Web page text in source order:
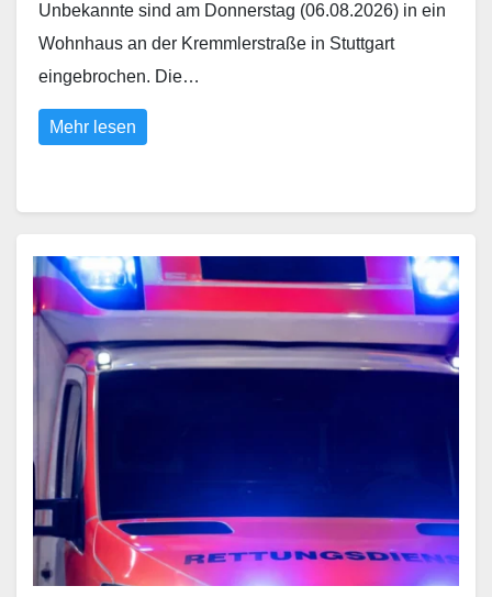
Unbekannte sind am Donnerstag (06.08.2026) in ein
Wohnhaus an der Kremmlerstraße in Stuttgart
eingebrochen. Die…
Mehr lesen